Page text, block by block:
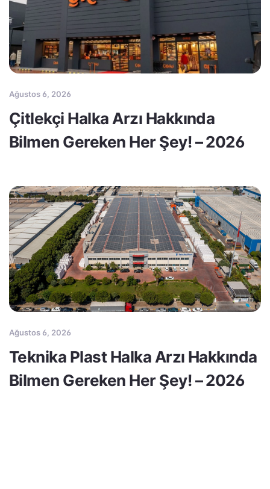
Ağustos 6, 2026
Çitlekçi Halka Arzı Hakkında
Bilmen Gereken Her Şey! – 2026
Ağustos 6, 2026
Teknika Plast Halka Arzı Hakkında
Bilmen Gereken Her Şey! – 2026